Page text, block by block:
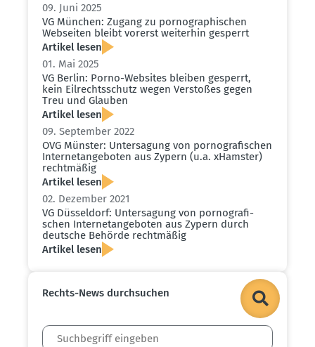
09. Juni 2025
VG München: Zugang zu porno­gra­phi­schen
Webseiten bleibt vorerst weiterhin gesperrt
Artikel lesen
01. Mai 2025
VG Berlin: Porno-Websites bleiben gesperrt,
kein Eilrechts­schutz wegen Verstoßes gegen
Treu und Glauben
Artikel lesen
09. September 2022
OVG Münster: Unter­sagung von porno­gra­fi­schen
Inter­net­an­ge­boten aus Zypern (u.a. xHamster)
recht­mäßig
Artikel lesen
02. Dezember 2021
VG Düsseldorf: Unter­sagung von porno­gra­fi­
schen Inter­net­an­ge­boten aus Zypern durch
deutsche Behörde recht­mäßig
Artikel lesen
Rechts-News durch­suchen